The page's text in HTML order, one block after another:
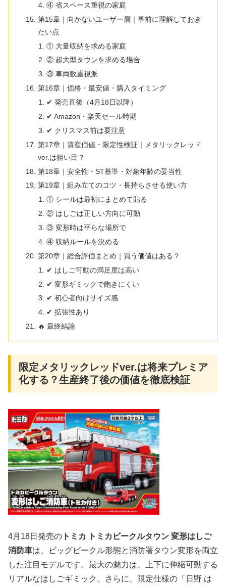
④ 省スペース重視の家庭
第15章｜向かないユーザー層｜事前に理解しておき
たい点
① 大量収納を求める家庭
② 超大型タウンを求める場合
③ 車両数重視派
第16章｜価格・最安値・購入タイミング
✔ 発売直後（4月18日以降）
✔ Amazon・楽天セール時期
✔ クリスマス前は要注意
第17章｜資産価値・限定性検証｜メタリックレッド
ver.は狙い目？
第18章｜安全性・ST基準・対象年齢の妥当性
第19章｜組み立てのコツ・長持ちさせる使い方
① シールは最初にまとめて貼る
② はしごは正しい方向に可動
③ 変形時は平らな場所で
④ 収納ルールを決める
第20章｜総合評価まとめ｜買う価値はある？
✔ はしご可動の満足度は高い
✔ 変形ギミックで飽きにくい
✔ 初心者向けサイズ感
✔ 拡張性あり
🔥 最終結論
限定メタリックレッドver.は将来プレミア
化する？生産終了後の価値を徹底検証
4月18日発売の トミカ トミカビークルタウン 変形はしご
消防車は、ビッグビークル形態と消防署タウン変形を両立
した注目モデルです。最大の魅力は、上下に伸縮可動する
リアルなはしごギミック。さらに、限定仕様の「日野 は